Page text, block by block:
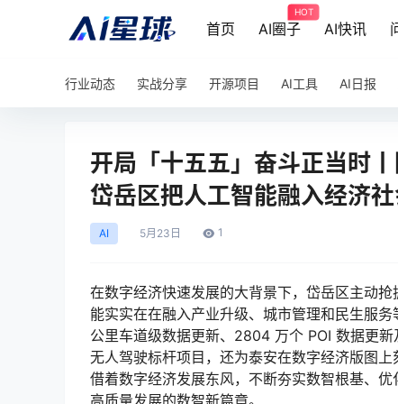
首页 AI圈子
HOT
AI快讯
行业动态 实战分享 开源项目 AI工具 AI日报
开局「十五五」奋斗正当时
岱岳区把人工智能融入经济
AI 5月 23日 1
在数字经济快速发展的大背景下，岱岳区主动
能实实在在融入产业升级、城市管理和民生服
公里车道级数据更新、2804 万个 POI 数据更
无人驾驶标杆项目，还为泰安在数字经济版图
借着数字经济发展东风，不断夯实数智根基、
高质量发展的数智新篇章。